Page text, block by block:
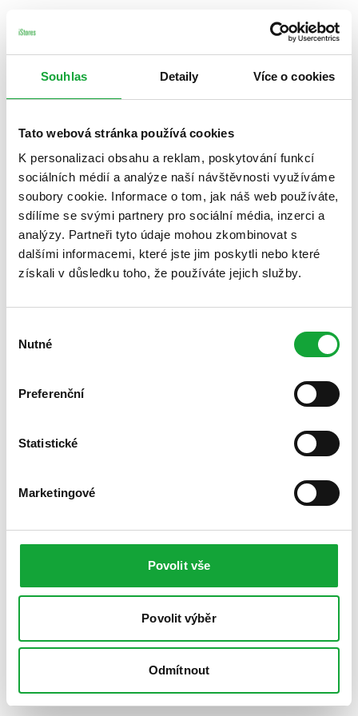
Souhlas Detaily Více o cookies
Tato webová stránka používá cookies
K personalizaci obsahu a reklam, poskytování funkcí
sociálních médií a analýze naší návštěvnosti využíváme
soubory cookie. Informace o tom, jak náš web používáte,
sdílíme se svými partnery pro sociální média, inzerci a
analýzy. Partneři tyto údaje mohou zkombinovat s
dalšími informacemi, které jste jim poskytli nebo které
získali v důsledku toho, že používáte jejich služby.
souhlasu
Nutné
Preferenční
Statistické
Marketingové
Povolit vše
Povolit výběr
Odmítnout